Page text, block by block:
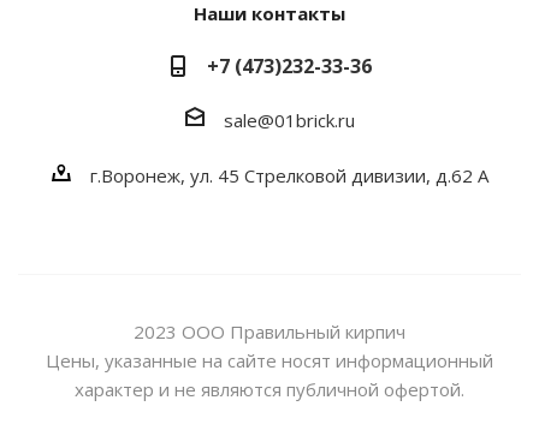
Наши контакты
+7 (473)232-33-36
sale@01brick.ru
г.Воронеж, ул. 45 Стрелковой дивизии, д.62 А
2023 ООО Правильный кирпич
Цены, указанные на сайте носят информационный
характер и не являются публичной офертой.